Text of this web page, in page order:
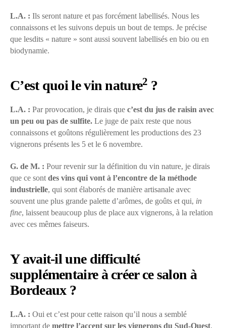
L.A. : Ils seront nature et pas forcément labellisés. Nous les
connaissons et les suivons depuis un bout de temps. Je précise
que lesdits « nature » sont aussi souvent labellisés en bio ou en
biodynamie.
C’est quoi le vin nature2 ?
L.A. : Par provocation, je dirais que c’est du jus de raisin avec
un peu ou pas de sulfite. Le juge de paix reste que nous
connaissons et goûtons régulièrement les productions des 23
vignerons présents les 5 et le 6 novembre.
G. de M. : Pour revenir sur la définition du vin nature, je dirais
que ce sont des vins qui vont à l’encontre de la méthode
industrielle, qui sont élaborés de manière artisanale avec
souvent une plus grande palette d’arômes, de goûts et qui, in
fine, laissent beaucoup plus de place aux vignerons, à la relation
avec ces mêmes faiseurs.
Y avait-il une difficulté
supplémentaire à créer ce salon à
Bordeaux ?
L.A. : Oui et c’est pour cette raison qu’il nous a semblé
important de mettre l’accent sur les vignerons du Sud-Ouest.